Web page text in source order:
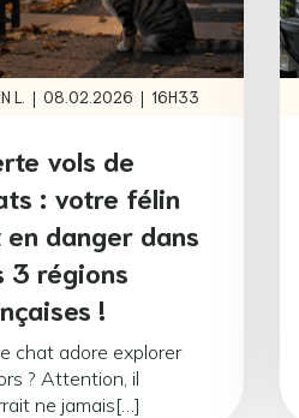
L. | 08.02.2026 | 16H33
vols de
: votre félin
en danger dans
3 régions
!
chat adore explorer
? Attention, il
ne jamais[…]